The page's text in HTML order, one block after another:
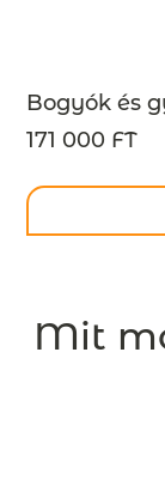
Bogyók és
171 000 FT
Mit